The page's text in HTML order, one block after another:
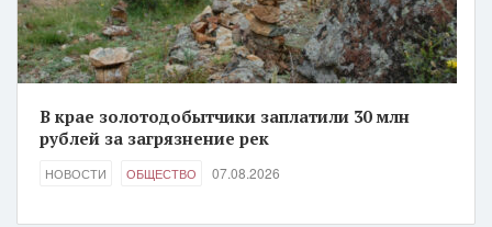
В крае золотодобытчики заплатили 30 млн
рублей за загрязнение рек
НОВОСТИ ОБЩЕСТВО 07.08.2026